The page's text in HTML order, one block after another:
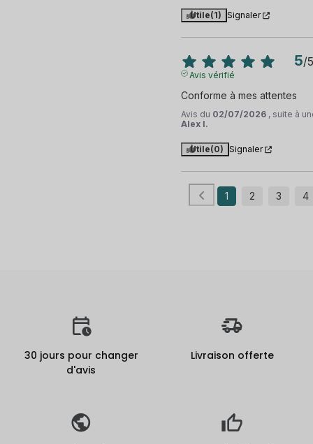
Utile(1) Signaler
5/5
Avis vérifié
Conforme à mes attentes
Avis du 02/07/2026 , suite à
Alex I.
Utile(0) Signaler
1 2 3 4
30 jours pour changer
d'avis
Livraison offerte